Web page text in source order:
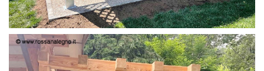
PERGOLA 4X3